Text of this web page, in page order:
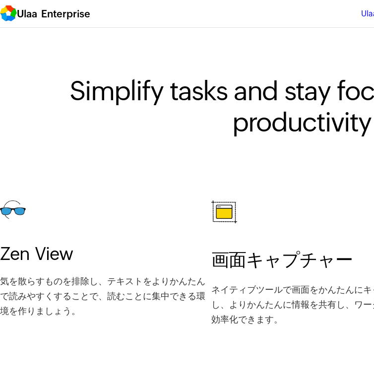
Ulaa Enterprise
Simplify tasks and stay
Zen View
気を散らすものを排除し、テキストをよりかんたん
で読みやすくすることで、読むことに集中できる環
境を作りましょう。
画面キャプチャー
ネイティブツールで画面をかんたんに
し、よりかんたんに情報を共有し、ワ
効率化できます。